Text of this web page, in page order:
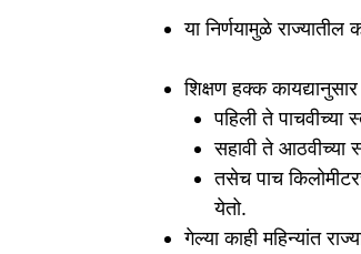
या निर्णयामुळे
शिक्षण हक्क
पहिली ते पाचवीच्या
सहावी ते आठवीच्या
तसेच पाच
येतो.
गेल्या काही महिन्यांत